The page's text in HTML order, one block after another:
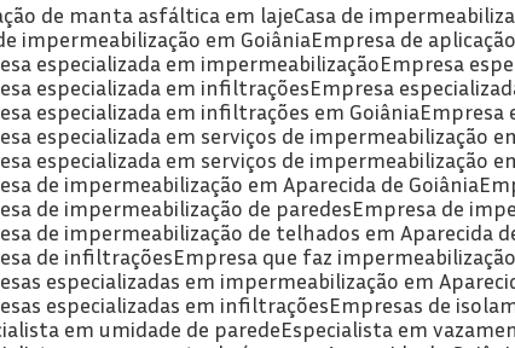
de manta asfáltica em laje Casa de
de impermeabilização em Goiânia Empresa de
especializada em impermeabilização Empresa
especializada em infiltrações Empresa
especializada em infiltrações em Goiânia
especializada em serviços de impermeabilização
especializada em serviços de impermeabilização
de impermeabilização em Aparecida de Goiânia
de impermeabilização de paredes Empresa de
de impermeabilização de telhados em Aparecida
de infiltrações Empresa que faz
especializadas em impermeabilização em
especializadas em infiltrações Empresas de
em umidade de parede Especialista em